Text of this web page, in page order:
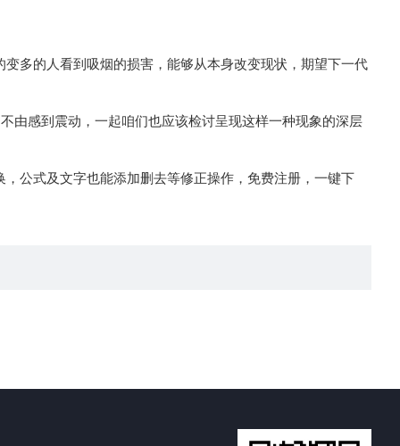
多的人看到吸烟的损害，能够从本身改变现状，期望下一代
感到震动，一起咱们也应该检讨呈现这样一种现象的深层
公式及文字也能添加删去等修正操作，免费注册，一键下